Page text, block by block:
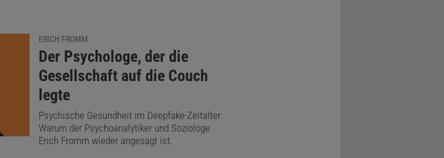
ERICH FROMM
:
Der Psychologe, der die
Gesellschaft auf die Couch
legte
Psychische Gesundheit im Deepfake-Zeitalter:
Warum der Psychoanalytiker und Soziologe
Erich Fromm wieder angesagt ist.